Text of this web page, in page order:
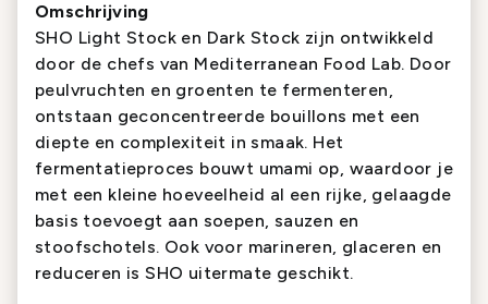
Omschrijving
SHO Light Stock en Dark Stock zijn ontwikkeld
door de chefs van Mediterranean Food Lab. Door
peulvruchten en groenten te fermenteren,
ontstaan geconcentreerde bouillons met een
diepte en complexiteit in smaak. Het
fermentatieproces bouwt umami op, waardoor je
met een kleine hoeveelheid al een rijke, gelaagde
basis toevoegt aan soepen, sauzen en
stoofschotels. Ook voor marineren, glaceren en
reduceren is SHO uitermate geschikt.